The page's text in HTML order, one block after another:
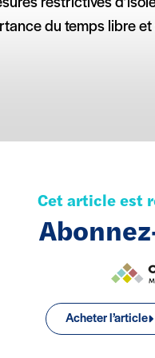
restrictives
du temps libre
Cet article est
Acheter l’article